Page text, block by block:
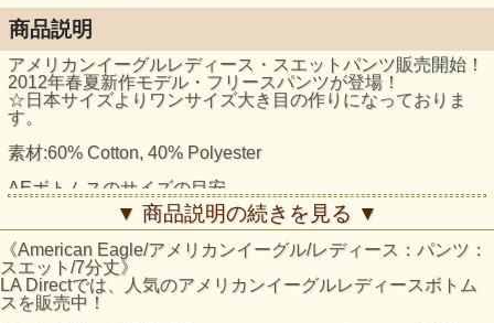
商品説明
アメリカンイーグルレディース・スエットパンツ販売開始！
2012年春夏新作モデル・フリースパンツが登場！
☆日本サイズよりワンサイズ大き目の作りになっておりま
す。
素材:60% Cotton, 40% Polyester
AEボトムスのサイズの目安
AEサイズ / 日本サイズ
S / 9-11号
M / 13-15号
L / 17-19号
※AEホームページのサイズ表数値になります。あくまで目
安となりますのでご了承ください。
▼ 商品説明の続きを見る ▼
《American Eagle/アメリカンイーグル/レディース：パンツ：
スエット/7分丈》
LA Directでは、人気のアメリカンイーグルレディースボトム
スを販売中！